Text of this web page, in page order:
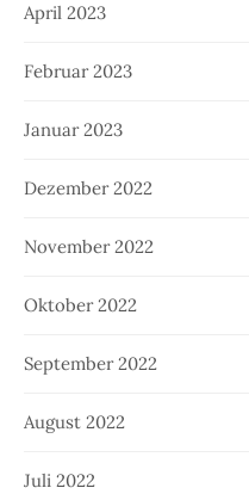
April 2023
Februar 2023
Januar 2023
Dezember 2022
November 2022
Oktober 2022
September 2022
August 2022
Juli 2022